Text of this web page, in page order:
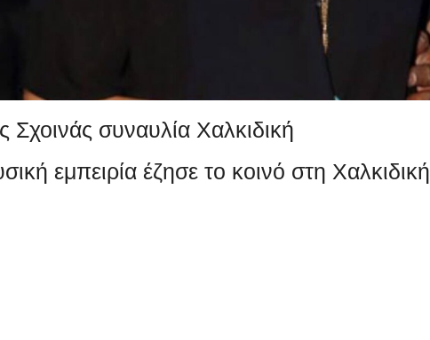
συναυλία Χαλκιδική
εμπειρία έζησε το κοινό στη Χαλκιδική